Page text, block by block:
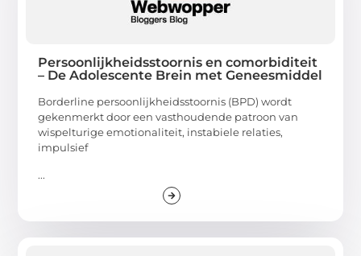
Persoonlijkheidsstoornis en comorbiditeit
– De Adolescente Brein met Geneesmiddel
Borderline persoonlijkheidsstoornis (BPD) wordt
gekenmerkt door een vasthoudende patroon van
wispelturige emotionaliteit, instabiele relaties,
impulsief
...